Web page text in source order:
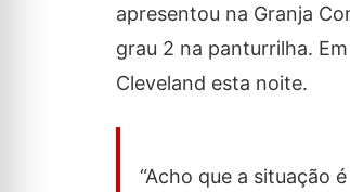
apresentou na Granja
grau 2 na panturrilha.
Cleveland esta noite.
“Acho que a situação